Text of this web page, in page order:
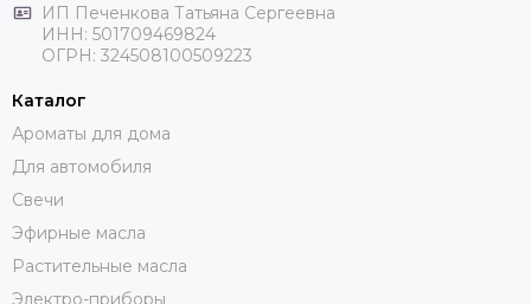
ИП Печенкова Татьяна Сергеевна
ИНН: 501709469824
ОГРН: 324508100509223
Каталог
Ароматы для дома
Для автомобиля
Свечи
Эфирные масла
Растительные масла
Электро-приборы